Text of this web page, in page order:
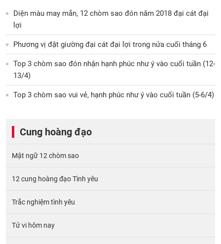
Diện màu may mắn, 12 chòm sao đón năm 2018 đại cát đại
lợi
Phương vị đặt giường đại cát đại lợi trong nửa cuối tháng 6
Top 3 chòm sao đón nhận hạnh phúc như ý vào cuối tuần (12-
13/4)
Top 3 chòm sao vui vẻ, hạnh phúc như ý vào cuối tuần (5-6/4)
Cung hoàng đạo
Mật ngữ 12 chòm sao
12 cung hoàng đạo Tình yêu
Trắc nghiệm tình yêu
Tử vi hôm nay